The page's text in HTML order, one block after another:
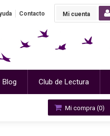
Mi cuenta
Contacto
Blog Club de Lectura
Mi compra (0)